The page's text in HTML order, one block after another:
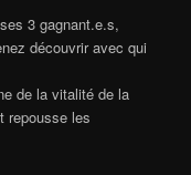
3 gagnant.e.s,
découvrir avec qui
de la vitalité de la
repousse les